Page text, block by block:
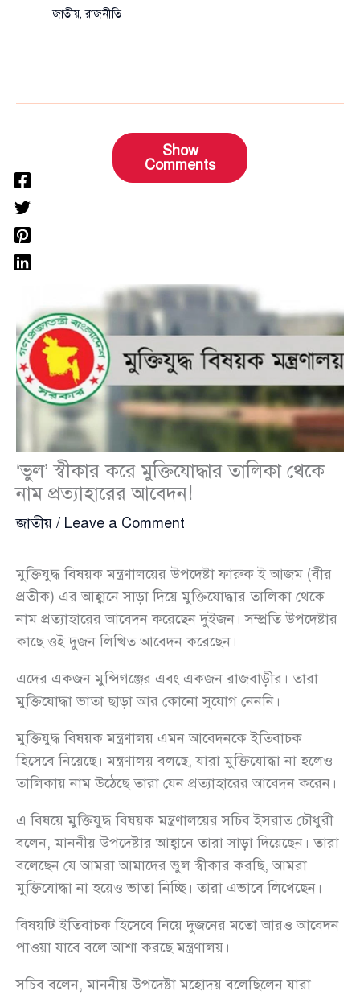
জাতীয়,রাজনীতি
Show
Comments
‘ভুল’ স্বীকার করে মুক্তিযোদ্ধার তালিকা থেকে
নাম প্রত্যাহারের আবেদন!
জাতীয় / Leave a Comment
মুক্তিযুদ্ধ বিষয়ক মন্ত্রণালয়ের উপদেষ্টা ফারুক ই আজম (বীর
প্রতীক) এর আহ্বানে সাড়া দিয়ে মুক্তিযোদ্ধার তালিকা থেকে
নাম প্রত্যাহারের আবেদন করেছেন দুইজন। সম্প্রতি উপদেষ্টার
কাছে ওই দুজন লিখিত আবেদন করেছেন।
এদের একজন মুন্সিগঞ্জের এবং একজন রাজবাড়ীর। তারা
মুক্তিযোদ্ধা ভাতা ছাড়া আর কোনো সুযোগ নেননি।
মুক্তিযুদ্ধ বিষয়ক মন্ত্রণালয় এমন আবেদনকে ইতিবাচক
হিসেবে নিয়েছে। মন্ত্রণালয় বলছে, যারা মুক্তিযোদ্ধা না হলেও
তালিকায় নাম উঠেছে তারা যেন প্রত্যাহারের আবেদন করেন।
এ বিষয়ে মুক্তিযুদ্ধ বিষয়ক মন্ত্রণালয়ের সচিব ইসরাত চৌধুরী
বলেন, মাননীয় উপদেষ্টার আহ্বানে তারা সাড়া দিয়েছেন। তারা
বলেছেন যে আমরা আমাদের ভুল স্বীকার করছি, আমরা
মুক্তিযোদ্ধা না হয়েও ভাতা নিচ্ছি। তারা এভাবে লিখেছেন।
বিষয়টি ইতিবাচক হিসেবে নিয়ে দুজনের মতো আরও আবেদন
পাওয়া যাবে বলে আশা করছে মন্ত্রণালয়।
সচিব বলেন, মাননীয় উপদেষ্টা মহোদয় বলেছিলেন যারা